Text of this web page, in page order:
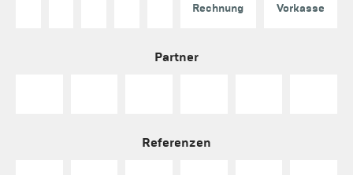
Rechnung Vorkasse
Partner
Referenzen